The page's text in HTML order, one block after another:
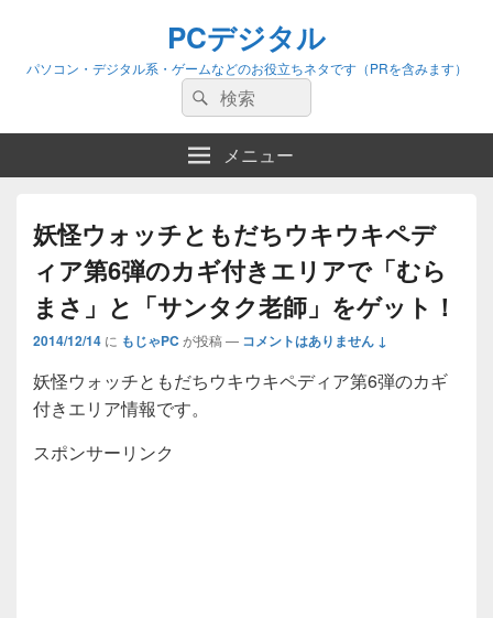
PCデジタル
パソコン・デジタル系・ゲームなどのお役立ちネタです（PRを含みます）
検
索:
検
索
メニュー
妖怪ウォッチともだちウキウキペデ
ィア第6弾のカギ付きエリアで「むら
まさ」と「サンタク老師」をゲット！
2014/12/14 に もじゃPC が投稿 — コメントはありません ↓
妖怪ウォッチともだちウキウキペディア第6弾のカギ
付きエリア情報です。
スポンサーリンク